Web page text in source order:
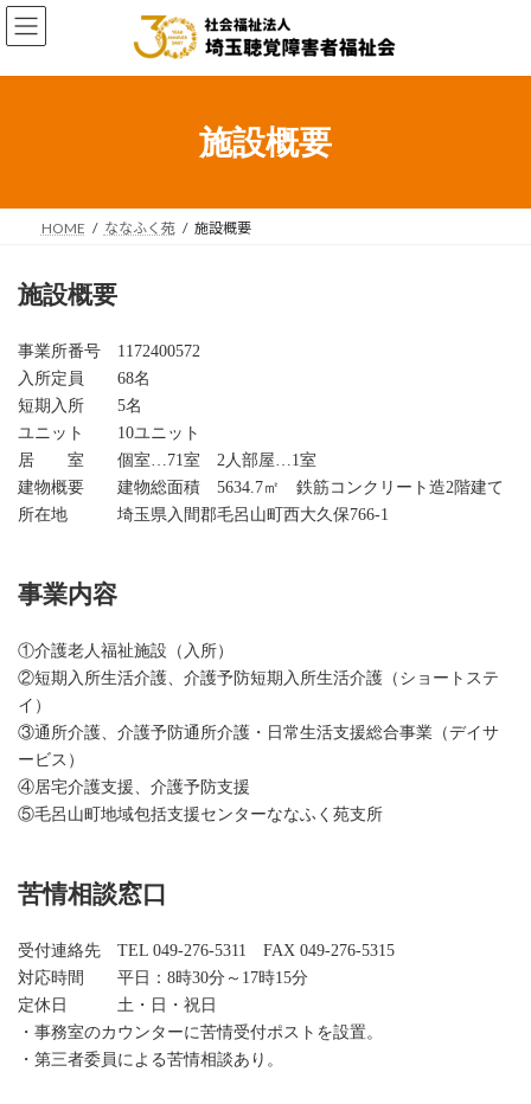
コ
ン
ン
ナ
ビ
ー
施設概要
HOME ななふく苑 施設概要
施設概要
事業所番号 1172400572
入所定員 68名
短期入所 5名
ユニット 10ユニット
居 室 個室…71室 2人部屋…1室
建物概要 建物総面積 5634.7㎡ 鉄筋コンクリート造2階建て
所在地 埼玉県入間郡毛呂山町西大久保766-1
事業内容
①介護老人福祉施設（入所）
②短期入所生活介護、介護予防短期入所生活介護（ショートステ
イ）
③通所介護、介護予防通所介護・日常生活支援総合事業（デイサ
ービス）
④居宅介護支援、介護予防支援
⑤毛呂山町地域包括支援センターななふく苑支所
苦情相談窓口
受付連絡先 TEL 049-276-5311 FAX 049-276-5315
対応時間 平日：8時30分～17時15分
定休日 土・日・祝日
・事務室のカウンターに苦情受付ポストを設置。
・第三者委員による苦情相談あり。